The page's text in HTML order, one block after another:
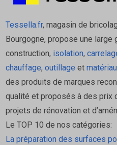
Tessella.fr, magasin de
Bourgogne, propose une large
construction, isolation,
chauffage, outillage et
des produits de marques
qualité et proposés à des prix
projets de rénovation et
Le TOP 10 de nos catégories:
La préparation des surfaces